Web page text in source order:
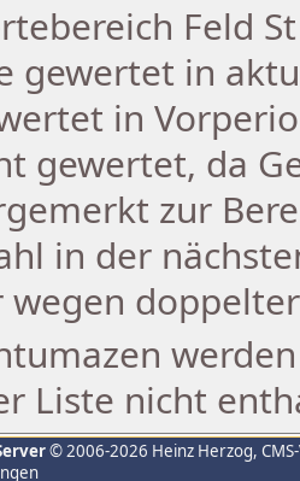
Feld
gewertet in
in
gewertet, da
zur
in der
wegen
Liste nicht
© 2006-2026 Heinz Herzog,